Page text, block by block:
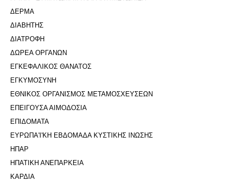
ΔΕΡΜΑ
ΔΙΑΒΗΤΗΣ
ΔΙΑΤΡΟΦΗ
ΔΩΡΕΑ ΟΡΓΑΝΩΝ
ΕΓΚΕΦΑΛΙΚΟΣ ΘΑΝΑΤΟΣ
ΕΓΚΥΜΟΣΥΝΗ
ΕΘΝΙΚΟΣ ΟΡΓΑΝΙΣΜΟΣ ΜΕΤΑΜΟΣΧΕΥΣΕΩΝ
ΕΠΕΙΓΟΥΣΑ ΑΙΜΟΔΟΣΙΑ
ΕΠΙΔΟΜΑΤΑ
ΕΥΡΩΠΑ'Ι'ΚΗ ΕΒΔΟΜΑΔΑ ΚΥΣΤΙΚΗΣ ΙΝΩΣΗΣ
ΗΠΑΡ
ΗΠΑΤΙΚΗ ΑΝΕΠΑΡΚΕΙΑ
ΚΑΡΔΙΑ